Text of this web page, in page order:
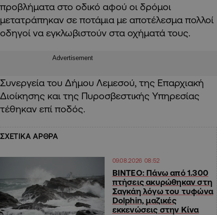
προβλήματα στο οδικό αφού οι δρόμοι
μετατράπηκαν σε ποτάμια με αποτέλεσμα πολλοί
οδηγοί να εγκλωβιστούν στα οχήματά τους.
Advertisement
Συνεργεία του Δήμου Λεμεσού, της Επαρχιακή
Διοίκησης και της Πυροσβεστικής Υπηρεσίας
τέθηκαν επί ποδός.
ΣΧΕΤΙΚΑ ΑΡΘΡΑ
09.08.2026 08:52
ΒΙΝΤΕΟ: Πάνω από 1.300
πτήσεις ακυρώθηκαν στη
Σαγκάη λόγω του τυφώνα
Dolphin, μαζικές
εκκενώσεις στην Κίνα